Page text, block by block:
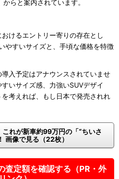
らと案内されています。
けるエントリー寄りの存在とし
やすいサイズと、手頃な価格を特徴
入予定はアナウンスされていませ
いサイズ感、力強いSUVデザイ
考えれば、もし日本で発売されれ
これが新車約99万円の「“ちいさ
画像で見る（22枚）
査定額を確認する（PR・外